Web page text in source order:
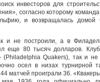
инвесторов для
согласно которому
и возвращалась домой
и не построили, а в
еще 80 тысяч долларов.
(Philadelphia Quakers), так и не
осел в низах турнирной
матчей проиграли 36.